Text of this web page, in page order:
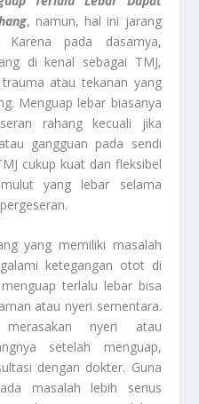
, namun, hal ini jarang
pada dasarnya,
di kenal sebagai TMJ,
atau tekanan yang
Menguap lebar biasanya
rahang kecuali jika
gangguan pada sendi
cukup kuat dan fleksibel
yang lebar selama
yang memiliki masalah
ketegangan otot di
terlalu lebar bisa
atau nyeri sementara.
nyeri atau
setelah menguap,
dengan dokter. Guna
masalah lebih serius